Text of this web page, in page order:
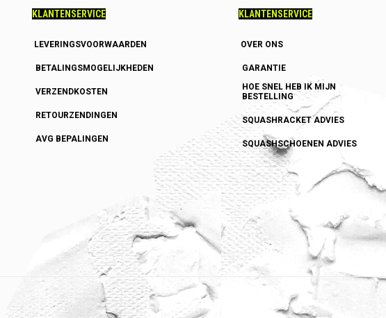
KLANTENSERVICE
LEVERINGSVOORWAARDEN
BETALINGSMOGELIJKHEDEN
VERZENDKOSTEN
RETOURZENDINGEN
AVG BEPALINGEN
KLANTENSERVICE
OVER ONS
GARANTIE
HOE SNEL HEB IK MIJN
BESTELLING
SQUASHRACKET ADVIES
SQUASHSCHOENEN ADVIES